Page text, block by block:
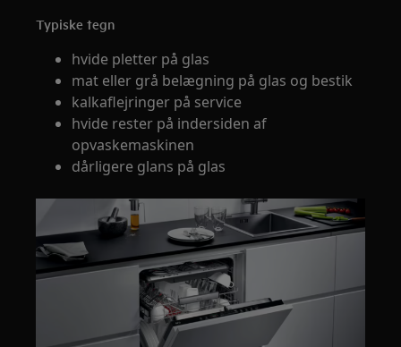
Typiske tegn
hvide pletter på glas
mat eller grå belægning på glas og bestik
kalkaflejringer på service
hvide rester på indersiden af
opvaskemaskinen
dårligere glans på glas